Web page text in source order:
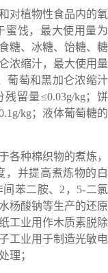
对植物性食品内的氧
蜜饯，最大使用量为
糖、冰糖、饴糖、糖
浓缩汁，最大使用量
葡萄和黑加仑浓缩汁
留量≤0.03g/kg；饼
kg；液体葡萄糖的
各种棉织物的煮炼，
，并提高煮炼物的白
苯二胺、2，5-二氯
杨酸钠等生产的还原
工业用作木质素脱除
工业用于制造光敏电
理；